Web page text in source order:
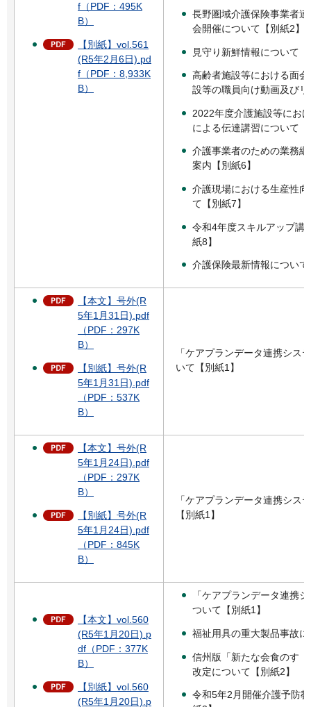
f（PDF：495K
B）
【別紙】vol.561
(R5年2月6日).pd
f（PDF：8,933K
B）
長野圏域介護保険事業者
会開催について【別紙2】
見守り新鮮情報について
高齢者施設等における面
設等の職員向け動画及び
2022年度介護施設等にお
による伝達講習について
介護事業者のための業務
案内【別紙6】
介護現場における生産性
て【別紙7】
令和4年度スキルアップ講
紙8】
介護保険最新情報について
【本文】号外(R
5年1月31日).pdf
（PDF：297K
B）
【別紙】号外(R
5年1月31日).pdf
（PDF：537K
B）
「ケアプランデータ連携シス
いて【別紙1】
【本文】号外(R
5年1月24日).pdf
（PDF：297K
B）
【別紙】号外(R
5年1月24日).pdf
（PDF：845K
B）
「ケアプランデータ連携シス
【別紙1】
【本文】vol.560
(R5年1月20日).p
df（PDF：377K
B）
【別紙】vol.560
(R5年1月20日).p
「ケアプランデータ連携
ついて【別紙1】
福祉用具の重大製品事故
信州版「新たな会食のす
改定について【別紙2】
令和5年2月開催介護予防